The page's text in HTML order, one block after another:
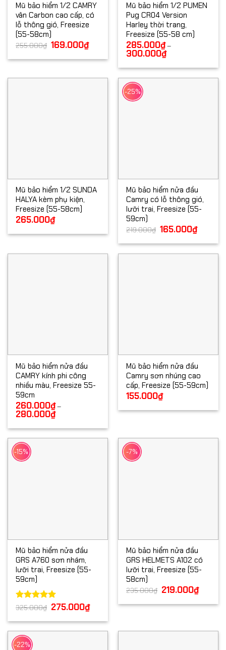
Mũ bảo hiểm 1/2 CAMRY
vân Carbon cao cấp, có
lỗ thông gió, Freesize
(55-58cm)
255.000₫ Giá
gốc
255.000₫.
169.000₫Giá
hiện
là:
169.000₫.
Mũ bảo hiểm 1/2 PUMEN
Pug CR04 Version
Harley thời trang,
Freesize (55-58 cm)
285.000₫–
300.000₫Khoảng
giá:
285.000₫
đến
Mũ bảo hiểm 1/2 SUNDA
HALYA kèm phụ kiện,
Freesize (55-58cm)
265.000₫
-25%
Mũ bảo hiểm nửa đầu
Camry có lỗ thông gió,
lưỡi trai, Freesize (55-
59cm)
219.000₫ Giá
gốc
219.000₫.
165.000₫Giá
hiện
là:
Mũ bảo hiểm nửa đầu
CAMRY kính phi công
nhiều màu, Freesize 55-
59cm
260.000₫–
280.000₫Khoảng
giá:
260.000₫
đến
Mũ bảo hiểm nửa đầu
Camry sơn nhúng cao
cấp, Freesize (55-59cm)
155.000₫
-15%
Mũ bảo hiểm nửa đầu
GRS A760 sơn nhám,
lưỡi trai, Freesize (55-
59cm)
Được xếp
5 sao
325.000₫ Giá
gốc
325.000₫.
275.000₫Giá
hiện
là:
275.000₫.
-7%
Mũ bảo hiểm nửa đầu
GRS HELMETS A102 có
lưỡi trai, Freesize (55-
58cm)
235.000₫ Giá
gốc
235.000₫.
219.000₫Giá
hiện
là:
-22%